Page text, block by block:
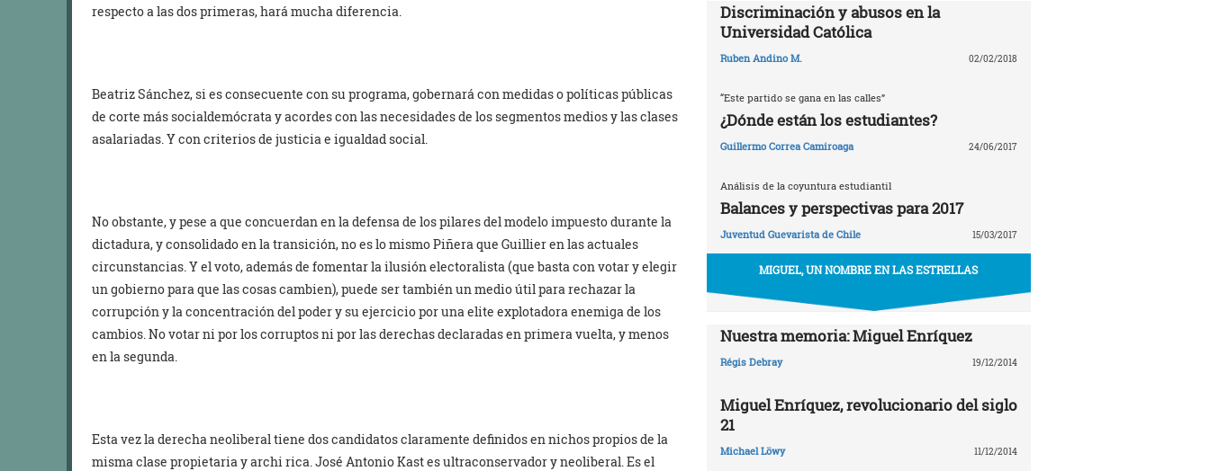
respecto a las dos primeras, hará mucha diferencia.
Beatriz Sánchez, si es consecuente con su programa, gobernará con medidas o políticas públicas
de corte más socialdemócrata y acordes con las necesidades de los segmentos medios y las clases
asalariadas. Y con criterios de justicia e igualdad social.
No obstante, y pese a que concuerdan en la defensa de los pilares del modelo impuesto durante la
dictadura, y consolidado en la transición, no es lo mismo Piñera que Guillier en las actuales
circunstancias. Y el voto, además de fomentar la ilusión electoralista (que basta con votar y elegir
un gobierno para que las cosas cambien), puede ser también un medio útil para rechazar la
corrupción y la concentración del poder y su ejercicio por una elite explotadora enemiga de los
cambios. No votar ni por los corruptos ni por las derechas declaradas en primera vuelta, y menos
en la segunda.
Esta vez la derecha neoliberal tiene dos candidatos claramente definidos en nichos propios de la
misma clase propietaria y archi rica. José Antonio Kast es ultraconservador y neoliberal. Es el
Discriminación y abusos en la
Universidad Católica
Ruben Andino M. 02/02/2018
“Este partido se gana en las calles”
¿Dónde están los estudiantes?
Guillermo Correa Camiroaga 24/06/2017
Análisis de la coyuntura estudiantil
Balances y perspectivas para 2017
Juventud Guevarista de Chile 15/03/2017
MIGUEL, UN NOMBRE EN LAS ESTRELLAS
Nuestra memoria: Miguel Enríquez
Régis Debray 19/12/2014
Miguel Enríquez, revolucionario del siglo
21
Michael Löwy 11/12/2014